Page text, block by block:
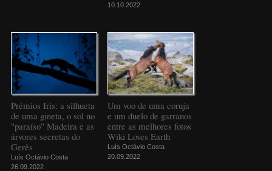
10.10.2022
Prémios Iris: a silhueta
de uma gineta, o sol no
"paraíso" Madeira e as
árvores secretas do
Gerês
Luís Octávio Costa
26.09.2022
Um voo de uma coruja
e um duelo de garranos
entre as melhores fotos
Wiki Loves Earth
Luís Octávio Costa
20.09.2022